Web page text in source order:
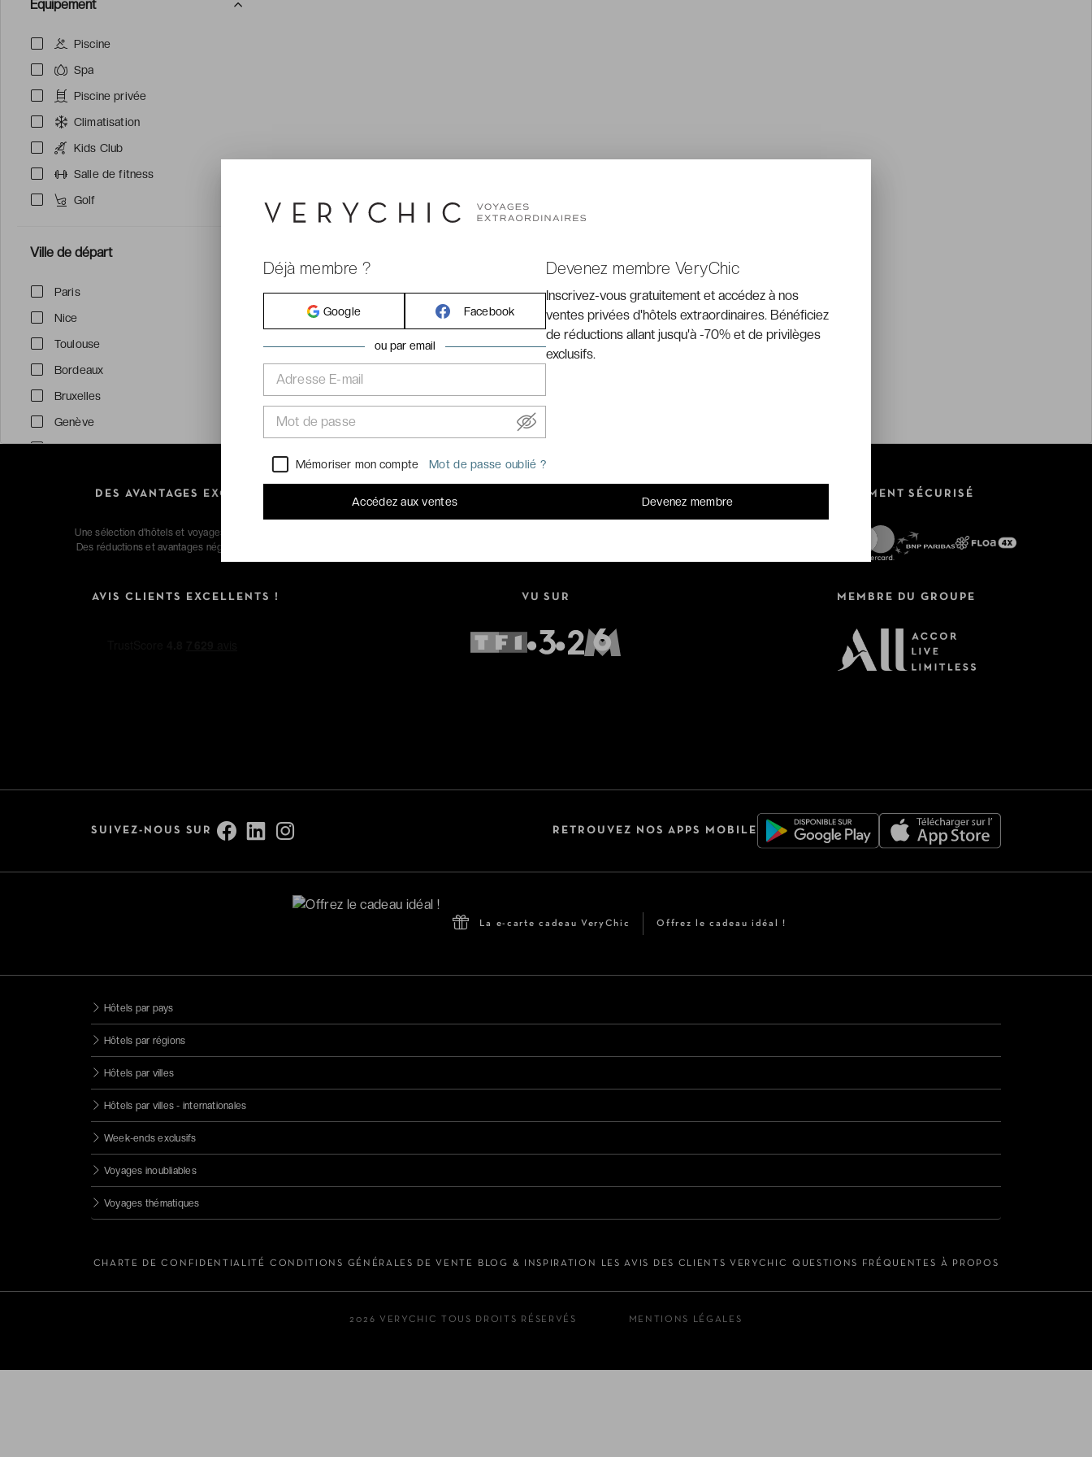
Équipement
Piscine
Spa
Piscine privée
Climatisation
Kids Club
Salle de fitness
Golf
Ville de départ
Paris
Nice
Toulouse
Bordeaux
Bruxelles
Genève
Lyon
Thématiques
Collection été
4 étoiles
5 étoiles
Châteaux
DES AVANTAGES EXCLUSIFS
Une sélection d'hôtels et voyages extraordinaires.
Des réductions et avantages négociés pour vous.
PAIEMENT SÉCURISÉ
AVIS CLIENTS EXCELLENTS ! VU SUR MEMBRE DU GROUPE
SUIVEZ-NOUS SUR RETROUVEZ NOS APPS MOBILE
La e-carte cadeau VeryChic Offrez le cadeau idéal !
Hôtels par pays
Hôtels par régions
Hôtels par villes
Hôtels par villes - internationales
Week-ends exclusifs
Voyages inoubliables
Voyages thématiques
CHARTE DE CONFIDENTIALITÉ CONDITIONS GÉNÉRALES DE VENTE BLOG & INSPIRATION LES AVIS DES CLIENTS VERYCHIC QUESTIONS FRÉQUENTES À PROPOS
2026 VERYCHIC TOUS DROITS RÉSERVÉS MENTIONS LÉGALES
Déjà membre ?
Google Facebook
ou par email
Adresse E-mail
Mot de passe
Mémoriser mon compte Mot de passe oublié ?
Accédez aux ventes
Devenez membre VeryChic
Inscrivez-vous gratuitement et accédez à nos
ventes privées d'hôtels extraordinaires. Bénéficiez
de réductions allant jusqu'à -70% et de privilèges
exclusifs.
Devenez membre